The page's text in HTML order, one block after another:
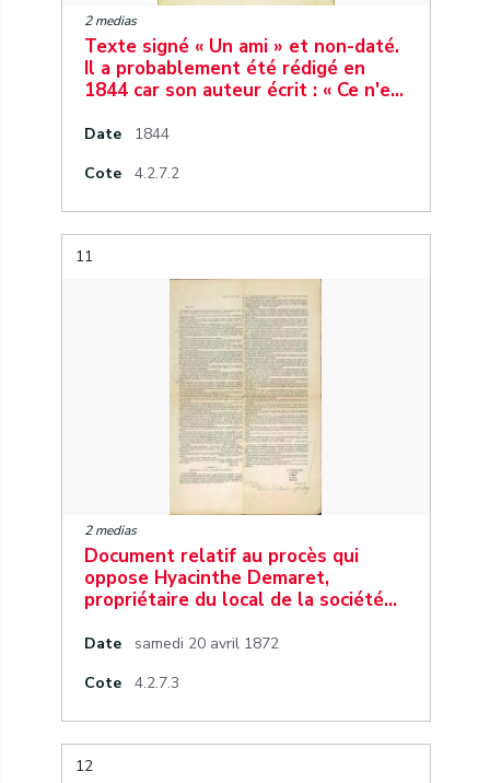
2 medias
Texte signé « Un ami » et non-daté.
Il a probablement été rédigé en
1844 car son auteur écrit : « Ce n'e…
Date
1844
Cote
4.2.7.2
11
2 medias
Document relatif au procès qui
oppose Hyacinthe Demaret,
propriétaire du local de la société…
Date
samedi 20 avril 1872
Cote
4.2.7.3
12